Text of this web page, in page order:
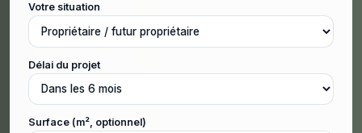
Votre situation
Délai du projet
Surface (m², optionnel)